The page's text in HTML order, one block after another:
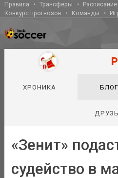
Правила Трансферы
Конкурс прогнозов
Команды
ХРОНИКА БЛОГ
«Зенит»
судейство в